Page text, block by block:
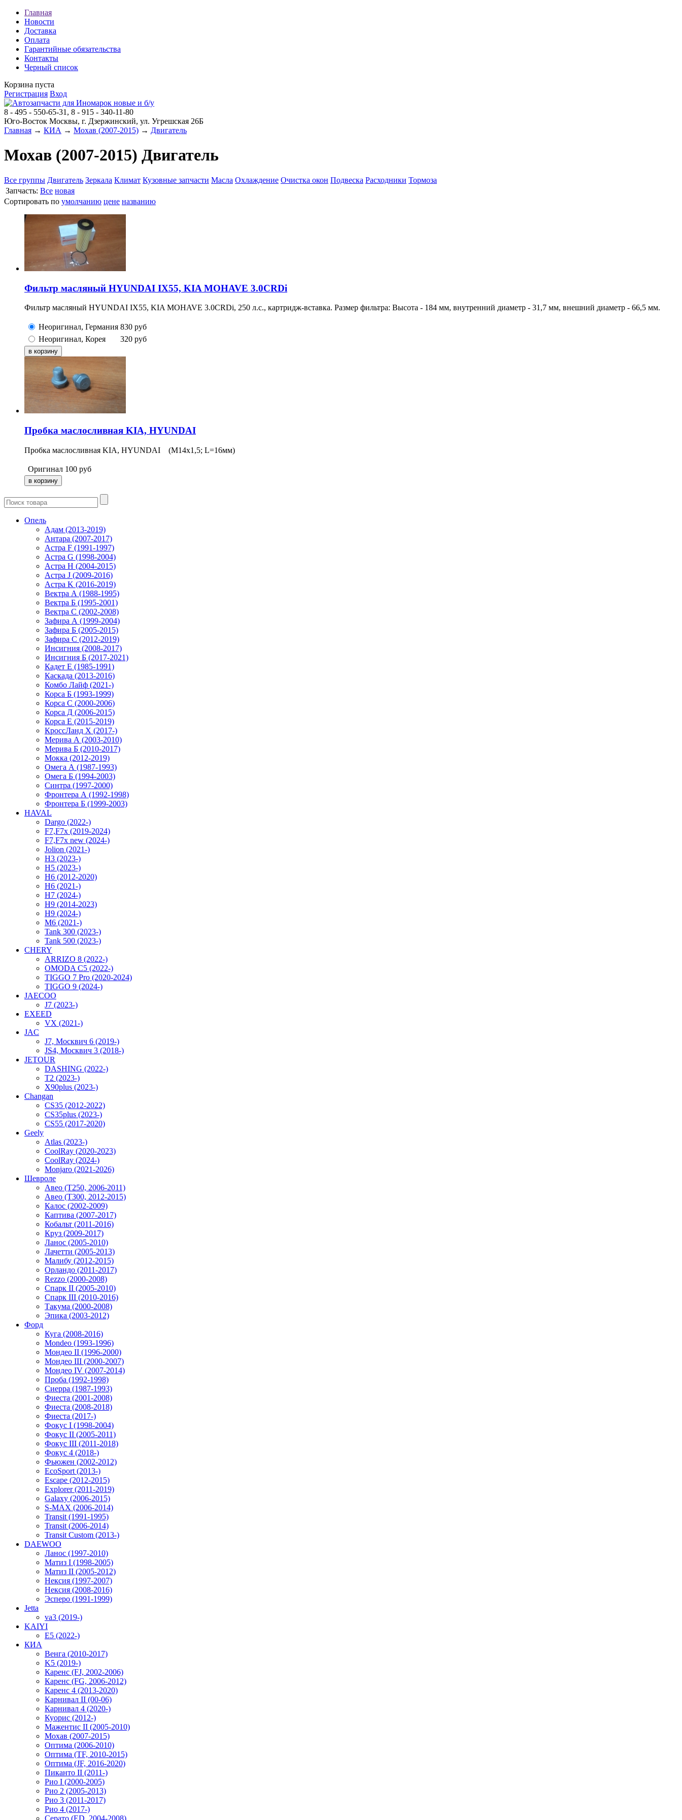
Главная
Новости
Доставка
Оплата
Гарантийные обязательства
Контакты
Черный список
Корзина пуста
Регистрация Вход
8 - 495 - 550-65-31, 8 - 915 - 340-11-80
Юго-Восток Москвы, г. Дзержинский, ул. Угрешская 26Б
Главная → КИА → Мохав (2007-2015) → Двигатель
Мохав (2007-2015) Двигатель
Все группы Двигатель Зеркала Климат Кузовные запчасти Масла Охлаждение Очистка окон Подвеска Расходники Тормоза
Запчасть: Все новая
Сортировать по умолчанию цене названию
Фильтр масляный HYUNDAI IX55, KIA MOHAVE 3.0CRDi
Фильтр масляный HYUNDAI IX55, KIA MOHAVE 3.0CRDi, 250 л.с., картридж-вставка. Размер фильтра: Высота - 184 мм, внутренний диаметр - 31,7 мм, внешний диаметр - 66,5 мм.
Неоригинал, Германия 830 руб
Неоригинал, Корея
320 руб
Пробка маслосливная KIA, HYUNDAI
Пробка маслосливная KIA, HYUNDAI (M14x1,5; L=16мм)
Оригинал 100 руб
Опель
Адам (2013-2019)
Антара (2007-2017)
Астра F (1991-1997)
Астра G (1998-2004)
Астра H (2004-2015)
Астра J (2009-2016)
Астра K (2016-2019)
Вектра А (1988-1995)
Вектра Б (1995-2001)
Вектра С (2002-2008)
Зафира А (1999-2004)
Зафира Б (2005-2015)
Зафира С (2012-2019)
Инсигния (2008-2017)
Инсигния Б (2017-2021)
Кадет Е (1985-1991)
Каскада (2013-2016)
Комбо Лайф (2021-)
Корса Б (1993-1999)
Корса С (2000-2006)
Корса Д (2006-2015)
Корса E (2015-2019)
КроссЛанд X (2017-)
Мерива А (2003-2010)
Мерива Б (2010-2017)
Мокка (2012-2019)
Омега А (1987-1993)
Омега Б (1994-2003)
Синтра (1997-2000)
Фронтера А (1992-1998)
Фронтера Б (1999-2003)
HAVAL
Dargo (2022-)
F7,F7x (2019-2024)
F7,F7x new (2024-)
Jolion (2021-)
H3 (2023-)
H5 (2023-)
H6 (2012-2020)
H6 (2021-)
H7 (2024-)
H9 (2014-2023)
H9 (2024-)
M6 (2021-)
Tank 300 (2023-)
Tank 500 (2023-)
CHERY
ARRIZO 8 (2022-)
OMODA C5 (2022-)
TIGGO 7 Pro (2020-2024)
TIGGO 9 (2024-)
JAECOO
J7 (2023-)
EXEED
VX (2021-)
JAC
J7, Москвич 6 (2019-)
JS4, Москвич 3 (2018-)
JETOUR
DASHING (2022-)
T2 (2023-)
X90plus (2023-)
Changan
CS35 (2012-2022)
CS35plus (2023-)
CS55 (2017-2020)
Geely
Atlas (2023-)
CoolRay (2020-2023)
CoolRay (2024-)
Monjaro (2021-2026)
Шевроле
Авео (T250, 2006-2011)
Авео (T300, 2012-2015)
Калос (2002-2009)
Каптива (2007-2017)
Кобальт (2011-2016)
Круз (2009-2017)
Ланос (2005-2010)
Лачетти (2005-2013)
Малибу (2012-2015)
Орландо (2011-2017)
Rezzo (2000-2008)
Спарк II (2005-2010)
Спарк III (2010-2016)
Такума (2000-2008)
Эпика (2003-2012)
Форд
Куга (2008-2016)
Mondeo (1993-1996)
Мондео II (1996-2000)
Мондео III (2000-2007)
Мондео IV (2007-2014)
Проба (1992-1998)
Сиерра (1987-1993)
Фиеста (2001-2008)
Фиеста (2008-2018)
Фиеста (2017-)
Фокус I (1998-2004)
Фокус II (2005-2011)
Фокус III (2011-2018)
Фокус 4 (2018-)
Фьюжен (2002-2012)
EcoSport (2013-)
Escape (2012-2015)
Explorer (2011-2019)
Galaxy (2006-2015)
S-MAX (2006-2014)
Transit (1991-1995)
Transit (2006-2014)
Transit Custom (2013-)
DAEWOO
Ланос (1997-2010)
Матиз I (1998-2005)
Матиз II (2005-2012)
Нексия (1997-2007)
Нексия (2008-2016)
Эсперо (1991-1999)
Jetta
va3 (2019-)
KAIYI
E5 (2022-)
КИА
Венга (2010-2017)
K5 (2019-)
Каренс (FJ, 2002-2006)
Каренс (FG, 2006-2012)
Каренс 4 (2013-2020)
Карнивал II (00-06)
Карнивал 4 (2020-)
Куорис (2012-)
Мажентис II (2005-2010)
Мохав (2007-2015)
Оптима (2006-2010)
Оптима (TF, 2010-2015)
Оптима (JF, 2016-2020)
Пиканто II (2011-)
Рио I (2000-2005)
Рио 2 (2005-2013)
Рио 3 (2011-2017)
Рио 4 (2017-)
Серато (ED, 2004-2008)